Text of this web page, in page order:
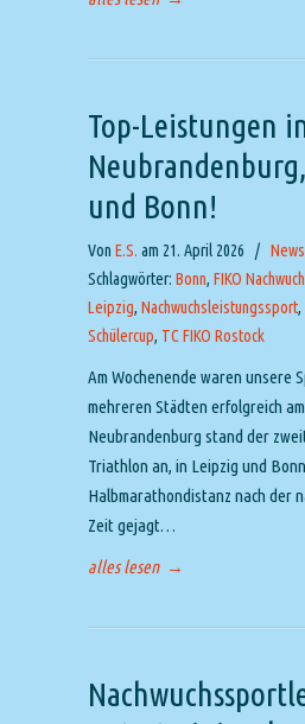
Top-Leistungen
und Bonn!
Von E.S. am 21. April 2026 / News
Schlagwörter: Bonn, FIKO
Leipzig, Nachwuchsleistungssport,
Schülercup, TC FIKO Rostock
Am Wochenende waren unsere
mehreren Städten erfolgreich
Neubrandenburg stand der
Triathlon an, in Leipzig und
Halbmarathondistanz nach der
Zeit gejagt…
alles lesen →